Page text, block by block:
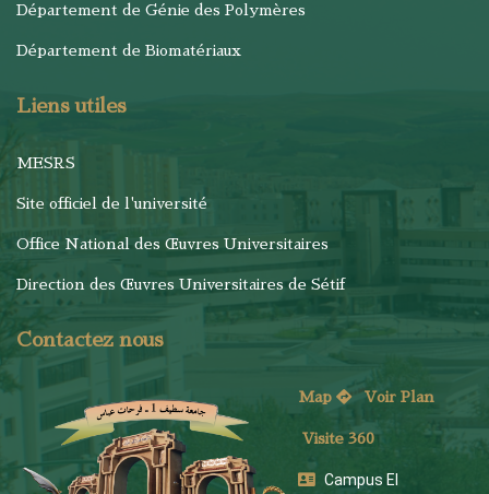
Département de Génie des Polymères
Département de Biomatériaux
Liens utiles
MESRS
Site officiel de l'université
Office National des Œuvres Universitaires
Direction des Œuvres Universitaires de Sétif
Contactez nous
Map Voir Plan
Visite 360
Campus El